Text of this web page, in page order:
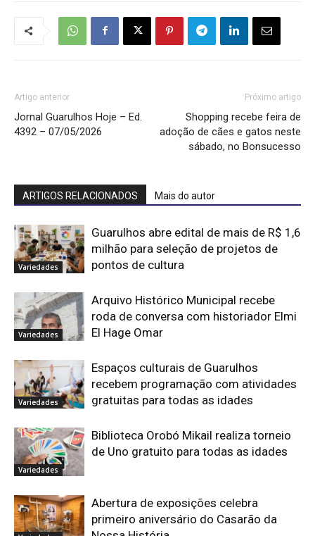
Artigo anterior
Jornal Guarulhos Hoje – Ed.
4392 – 07/05/2026
Próximo artigo
Shopping recebe feira de
adoção de cães e gatos neste
sábado, no Bonsucesso
ARTIGOS RELACIONADOS Mais do autor
Variedades
Guarulhos abre edital de mais de R$ 1,6
milhão para seleção de projetos de
pontos de cultura
Variedades
Arquivo Histórico Municipal recebe
roda de conversa com historiador Elmi
El Hage Omar
Variedades
Espaços culturais de Guarulhos
recebem programação com atividades
gratuitas para todas as idades
Variedades
Biblioteca Orobó Mikail realiza torneio
de Uno gratuito para todas as idades
Abertura de exposições celebra
primeiro aniversário do Casarão da